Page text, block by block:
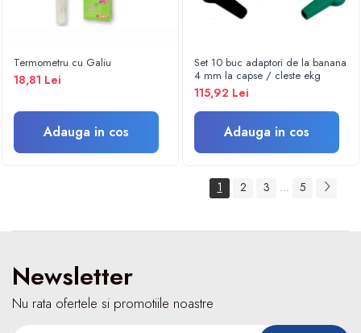
Kinetoterapie
Electroterapie
Dispozitive ingrijire pacienti
Accesorii scaun cu rotile
Ingrijire la domiciliu
Saltele antiescara
Termometru cu Galiu
18,81 Lei
Adauga in cos
Set 10 buc adaptori de la banana
4 mm la capse / cleste ekg
115,92 Lei
Adauga in cos
1 2 3 ... 5
Newsletter
Nu rata ofertele si promotiile noastre